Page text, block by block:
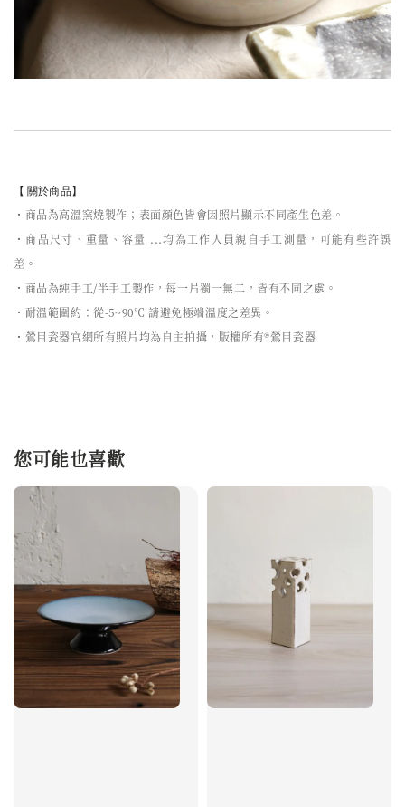
【 關於商品】
・商品為高溫窯燒製作；表面顏色皆會因照片顯示不同產生色差。
・商品尺寸、重量、容量 ...均為工作人員親自手工測量，可能有些許誤
差。
・商品為純手工/半手工製作，每一片獨一無二，皆有不同之處。
・耐溫範圍約：從-5~90℃ 請避免極端溫度之差異。
・鶯目瓷器官網所有照片均為自主拍攝，版權所有®鶯目瓷器
您可能也喜歡